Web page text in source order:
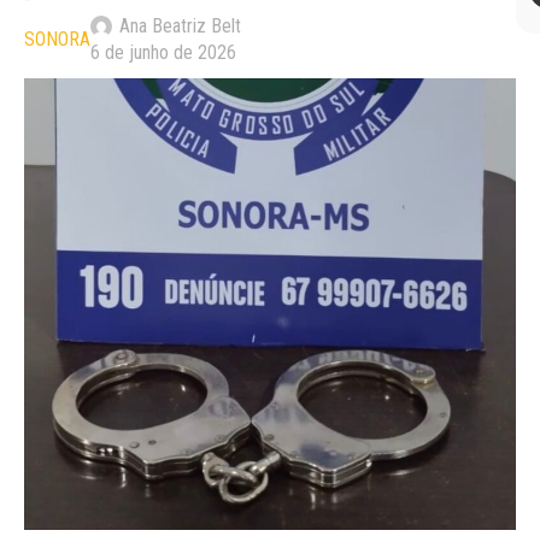
SONORA
Ana Beatriz Belt
6 de junho de 2026